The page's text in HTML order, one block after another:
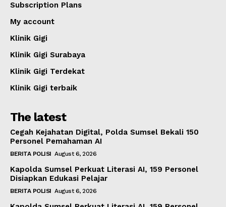
Subscription Plans
My account
Klinik Gigi
Klinik Gigi Surabaya
Klinik Gigi Terdekat
Klinik Gigi terbaik
The latest
Cegah Kejahatan Digital, Polda Sumsel Bekali 150
Personel Pemahaman AI
BERITA POLISI August 6, 2026
Kapolda Sumsel Perkuat Literasi AI, 159 Personel
Disiapkan Edukasi Pelajar
BERITA POLISI August 6, 2026